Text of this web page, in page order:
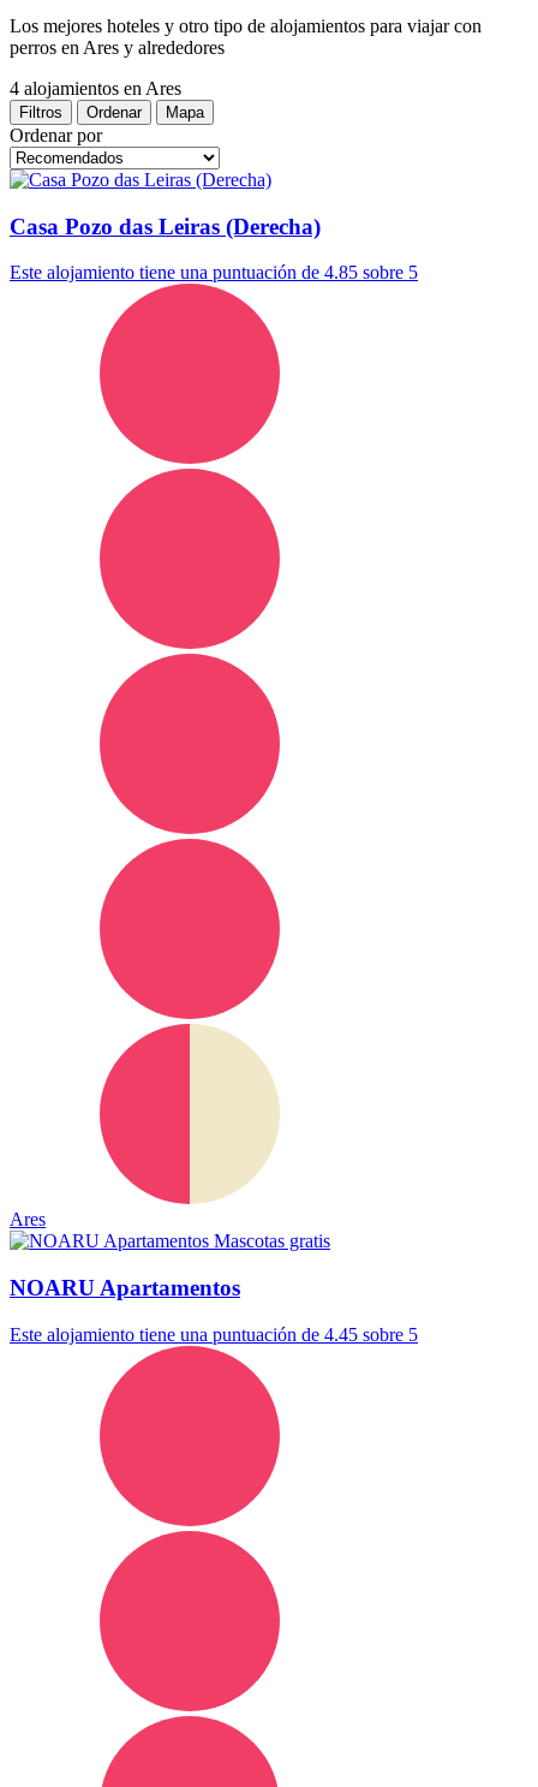
Los mejores hoteles y otro tipo de alojamientos para viajar con
perros en Ares y alrededores
4 alojamientos en Ares
Filtros Ordenar Mapa
Ordenar por
Casa Pozo das Leiras (Derecha)
Este alojamiento tiene una puntuación de 4.85 sobre 5
Ares
Mascotas gratis
NOARU Apartamentos
Este alojamiento tiene una puntuación de 4.45 sobre 5